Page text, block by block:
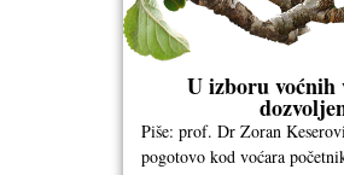
U izboru
Piše: prof. Dr Zoran
pogotovo kod voćara